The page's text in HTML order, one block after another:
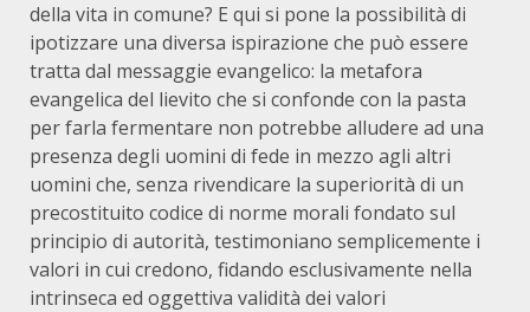
della vita in comune? E qui si pone la possibilità di
ipotizzare una diversa ispirazione che può essere
tratta dal messaggie evangelico: la metafora
evangelica del lievito che si confonde con la pasta
per farla fermentare non potrebbe alludere ad una
presenza degli uomini di fede in mezzo agli altri
uomini che, senza rivendicare la superiorità di un
precostituito codice di norme morali fondato sul
principio di autorità, testimoniano semplicemente i
valori in cui credono, fidando esclusivamente nella
intrinseca ed oggettiva validità dei valori